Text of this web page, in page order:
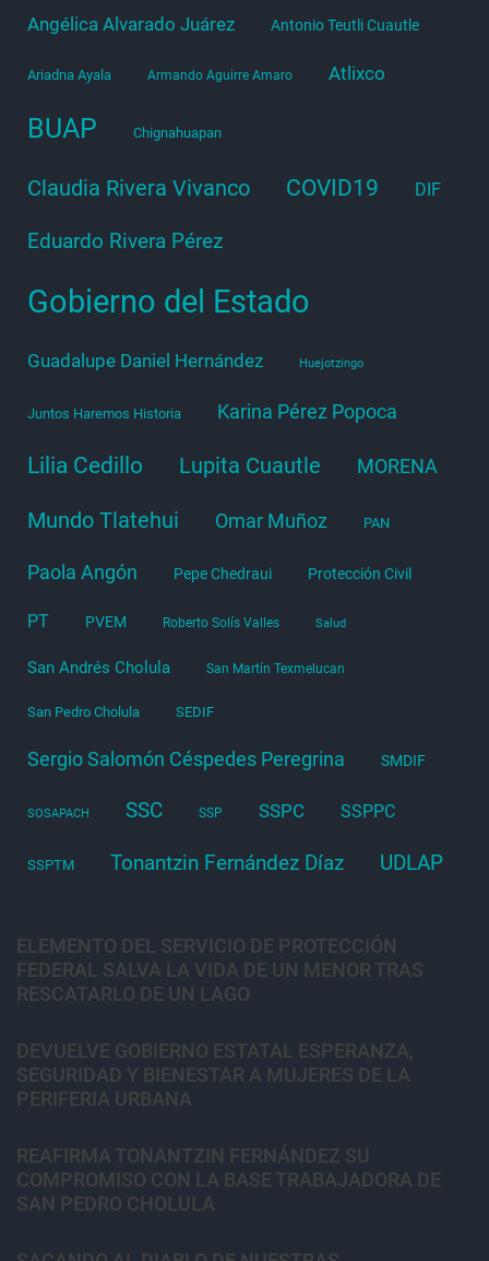
Angélica Alvarado Juárez Antonio Teutli Cuautle
Ariadna Ayala Armando Aguirre Amaro Atlixco
BUAP Chignahuapan
Claudia Rivera Vivanco COVID19 DIF
Eduardo Rivera Pérez
Gobierno del Estado
Guadalupe Daniel Hernández Huejotzingo
Juntos Haremos Historia Karina Pérez Popoca
Lilia Cedillo Lupita Cuautle MORENA
Mundo Tlatehui Omar Muñoz PAN
Paola Angón Pepe Chedraui Protección Civil
PT PVEM Roberto Solís Valles Salud
San Andrés Cholula San Martín Texmelucan
San Pedro Cholula SEDIF
Sergio Salomón Céspedes Peregrina SMDIF
SOSAPACH SSC SSP SSPC SSPPC
SSPTM Tonantzin Fernández Díaz UDLAP
ELEMENTO DEL SERVICIO DE PROTECCIÓN
FEDERAL SALVA LA VIDA DE UN MENOR TRAS
RESCATARLO DE UN LAGO
DEVUELVE GOBIERNO ESTATAL ESPERANZA,
SEGURIDAD Y BIENESTAR A MUJERES DE LA
PERIFERIA URBANA
REAFIRMA TONANTZIN FERNÁNDEZ SU
COMPROMISO CON LA BASE TRABAJADORA DE
SAN PEDRO CHOLULA